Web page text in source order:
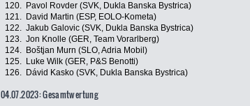
120.
Pavol Rovder (SVK, Dukla Banska Bystrica)
121.
David Martin (ESP, EOLO-Kometa)
122. Jakub Galovic (SVK, Dukla Banska Bystrica)
123. Jon Knolle (GER, Team Vorarlberg)
124.
Boštjan Murn (SLO, Adria Mobil)
125.
Luke Wilk (GER, P&S Benotti)
126.
Dávid Kasko (SVK, Dukla Banska Bystrica)
04.07.2023: Gesamtwertung